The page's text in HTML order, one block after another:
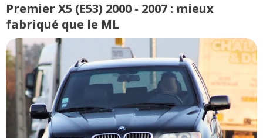
Premier X5 (E53) 2000 - 2007 : mieux
fabriqué que le ML